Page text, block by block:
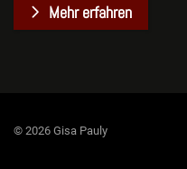
Mehr erfahren
© 2026 Gisa Pauly